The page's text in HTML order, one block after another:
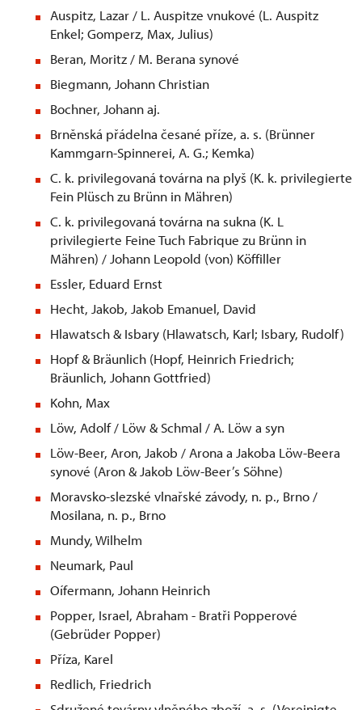
Auspitz, Lazar / L. Auspitze vnukové (L. Auspitz
Enkel; Gomperz, Max, Julius)
Beran, Moritz / M. Berana synové
Biegmann, Johann Christian
Bochner, Johann aj.
Brněnská přádelna česané příze, a. s. (Brünner
Kammgarn-Spinnerei, A. G.; Kemka)
C. k. privilegovaná továrna na plyš (K. k. privilegierte
Fein Plüsch zu Brünn in Mähren)
C. k. privilegovaná továrna na sukna (K. L
privilegierte Feine Tuch Fabrique zu Brünn in
Mähren) / Johann Leopold (von) Köffiller
Essler, Eduard Ernst
Hecht, Jakob, Jakob Emanuel, David
Hlawatsch & Isbary (Hlawatsch, Karl; Isbary, Rudolf)
Hopf & Bräunlich (Hopf, Heinrich Friedrich;
Bräunlich, Johann Gottfried)
Kohn, Max
Löw, Adolf / Löw & Schmal / A. Löw a syn
Löw-Beer, Aron, Jakob / Arona a Jakoba Löw-Beera
synové (Aron & Jakob Löw-Beer’s Söhne)
Moravsko-slezské vlnařské závody, n. p., Brno /
Mosilana, n. p., Brno
Mundy, Wilhelm
Neumark, Paul
Oífermann, Johann Heinrich
Popper, Israel, Abraham - Bratři Popperové
(Gebrüder Popper)
Příza, Karel
Redlich, Friedrich